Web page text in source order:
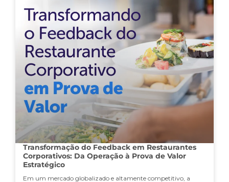
Transformação do Feedback em Restaurantes
Corporativos: Da Operação à Prova de Valor
Estratégico
Em um mercado globalizado e altamente competitivo, a